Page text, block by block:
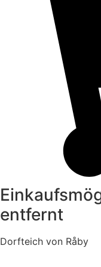
entfernt
Dorfteich von Råby